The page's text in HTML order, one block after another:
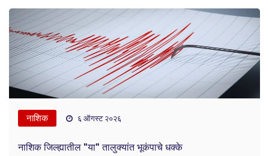
नाशिक ६ ऑगस्ट २०२६
नाशिक जिल्ह्यातील "या" तालुक्यांत भूकंपाचे धक्के